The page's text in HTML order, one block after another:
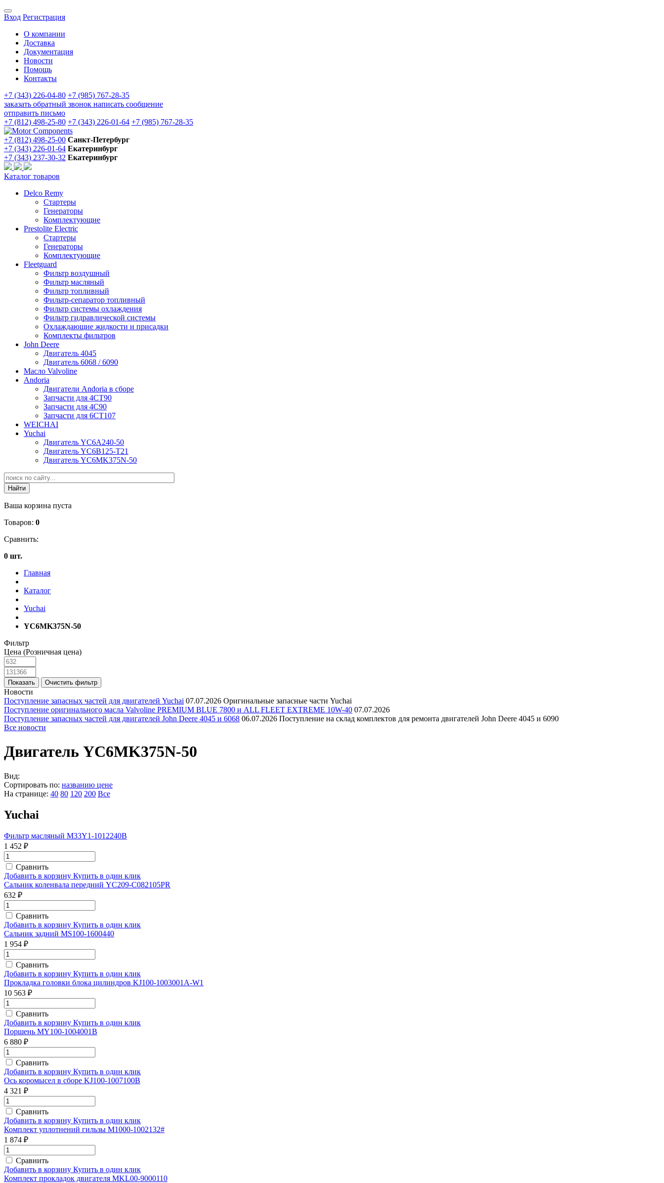
Вход Регистрация
О компании
Доставка
Документация
Новости
Помощь
Контакты
+7 (343) 226-04-80 +7 (985) 767-28-35
заказать обратный звонок написать сообщение
отправить письмо
+7 (812) 498-25-80 +7 (343) 226-01-64 +7 (985) 767-28-35
+7 (812) 498-25-00 Санкт-Петербург
+7 (343) 226-01-64 Екатеринбург
+7 (343) 237-30-32 Екатеринбург
Каталог товаров
Delco Remy
Стартеры
Генераторы
Комплектующие
Prestolite Electric
Стартеры
Генераторы
Комплектующие
Fleetguard
Фильтр воздушный
Фильтр масляный
Фильтр топливный
Фильтр-сепаратор топливный
Фильтр системы охлаждения
Фильтр гидравлической системы
Охлаждающие жидкости и присадки
Комплекты фильтров
John Deere
Двигатель 4045
Двигатель 6068 / 6090
Масло Valvoline
Andoria
Двигатели Andoria в сборе
Запчасти для 4CT90
Запчасти для 4С90
Запчасти для 6CT107
WEICHAI
Yuchai
Двигатель YC6A240-50
Двигатель YC6B125-T21
Двигатель YC6MK375N-50
Ваша корзина пуста
Товаров: 0
Сравнить:
0 шт.
Главная
Каталог
Yuchai
YC6MK375N-50
Фильтр
Цена (Розничная цена)
Новости
Поступление запасных частей для двигателей Yuchai 07.07.2026 Оригинальные запасные части Yuchai
Поступление оригинального масла Valvoline PREMIUM BLUE 7800 и ALL FLEET EXTREME 10W-40 07.07.2026
Поступление запасных частей для двигателей John Deere 4045 и 6068 06.07.2026 Поступление на склад комплектов для ремонта двигателей John Deere 4045 и 6090
Все новости
Двигатель YC6MK375N-50
Вид:
Сортировать по: названию цене
На странице: 40 80 120 200 Все
Yuchai
Фильтр масляный M33Y1-1012240B
1 452 ₽
Сравнить
Добавить в корзину Купить в один клик
Сальник коленвала передний YC209-C082105PR
632 ₽
Сравнить
Добавить в корзину Купить в один клик
Сальник задний MS100-1600440
1 954 ₽
Сравнить
Добавить в корзину Купить в один клик
Прокладка головки блока цилиндров KJ100-1003001A-W1
10 563 ₽
Сравнить
Добавить в корзину Купить в один клик
Поршень MY100-1004001B
6 880 ₽
Сравнить
Добавить в корзину Купить в один клик
Ось коромысел в сборе KJ100-1007100B
4 321 ₽
Сравнить
Добавить в корзину Купить в один клик
Комплект уплотнений гильзы M1000-1002132#
1 874 ₽
Сравнить
Добавить в корзину Купить в один клик
Комплект прокладок двигателя MKL00-9000110